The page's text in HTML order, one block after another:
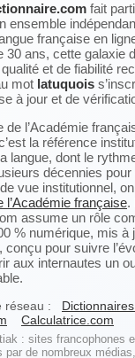
fait
ensemble
française en
30 ans, cette galaxie
et de fiabilité
mot latuquois
à jour et de
de l’Académie
la référence
langue, dont le
décennies
vue institutionnel,
l’Académie française.
assume un rôle
% numérique, mis à
conçu pour suivre
aux internautes un
réseau :
Calculatrice.com
: sites francophones
par de nombreux